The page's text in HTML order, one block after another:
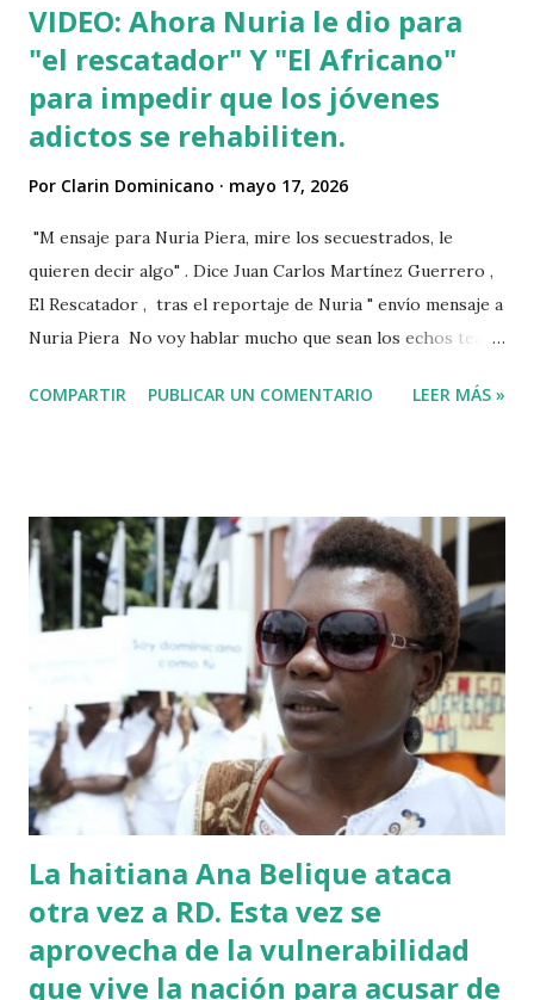
VIDEO: Ahora Nuria le dio para
"el rescatador" Y "El Africano"
para impedir que los jóvenes
adictos se rehabiliten.
Por Clarin Dominicano mayo 17, 2026
"M ensaje para Nuria Piera, mire los secuestrados, le
quieren decir algo" . Dice Juan Carlos Martínez Guerrero ,
El Rescatador , tras el reportaje de Nuria " envío mensaje a
Nuria Piera No voy hablar mucho que sean los echos team"
ayudar a las personas de mi país me iba a traer tanto
Instagram A post shared by Juan carlos martinez Guerrero
(@elrescatador528) Mas abajo de dejamos el video del
reportaje de Nuria Piera PARTE 1 PARTE 2
COMPARTIR PUBLICAR UN COMENTARIO LEER MÁS »
La haitiana Ana Belique ataca
otra vez a RD. Esta vez se
aprovecha de la vulnerabilidad
que vive la nación para acusar de